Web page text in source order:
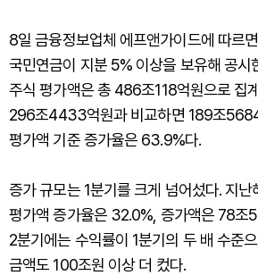
8일 금융정보업체 에프앤가이드에 따르
국민연금이 지분 5% 이상을 보유해 공시
주식 평가액은 총 486조118억원으로 집
296조4433억원과 비교하면 189조
평가액 기준 증가율은 63.9%다.
증가 규모는 1분기를 크게 넘어섰다. 지난
평가액 증가율은 32.0%, 증가액은 78조
2분기에는 수익률이 1분기의 두 배 수준
금액도 100조원 이상 더 컸다.